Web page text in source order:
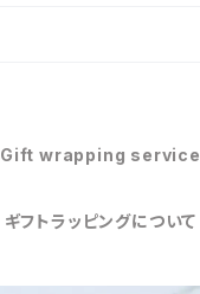
Gift wrapping service
ギフトラッピングについて